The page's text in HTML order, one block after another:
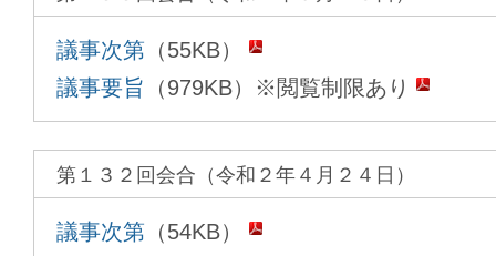
議事次第 （55KB）
議事要旨 （979KB）※閲覧制限あり
第１３２回会合（令和２年４月２４日）
議事次第 （54KB）